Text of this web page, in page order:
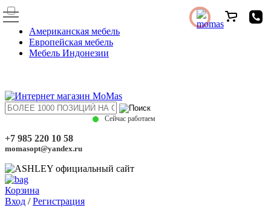
Американская мебель
Европейская мебель
Мебель Индонезии
Сейчас работаем
+7 985 220 10 58
momasopt@yandex.ru
Корзина
Вход /Регистрация